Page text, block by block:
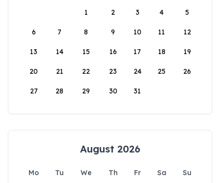
1
2 3 4 5
6 7 8 9 10 11 12
13 14 15 16 17 18 19
20 21 22 23 24 25 26
27 28 29 30 31
August 2026
Mo Tu We Th Fr Sa Su